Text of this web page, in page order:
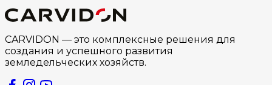
CARVIDON — это комплексные решения для
создания и успешного развития
земледельческих хозяйств.